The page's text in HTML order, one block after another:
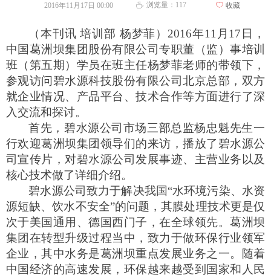
（本刊讯 培训部 杨梦菲）2016年11月17日，
中国葛洲坝集团 股份有限公司专职董 （ 监 ）事培训
班 （第五期 ） 学员在班主任杨梦菲老师的带领下，
参观访问碧水源科技股份有限公司北京总部，双方
就企业情况、产品平台、技术合作等方面进行了深
入交流和探讨。
首先，碧水源公司市场三部总监杨忠魁先生一
行欢迎葛洲坝集团领导们的来访，播放了碧水源公
司宣传片，对碧水源公司 发展事迹、主营业务以及
核心技术做了详细介绍。
碧水源公司致力于解决我国“水环境污染、水资
源短缺、饮水不安全”的问题，其膜处理技术更是仅
次于美国通用、德国西门子，在全球领先。葛洲坝
集团在转型升级过程当中，致力于做环保行业领军
企业，其中水务是葛洲坝重点发展业务之一。随着
中国经济的高速发展，环保越来越受到国家和人民
2016年11月17日 00:00 ꄘ 浏览量： 117 ꄀ 收藏